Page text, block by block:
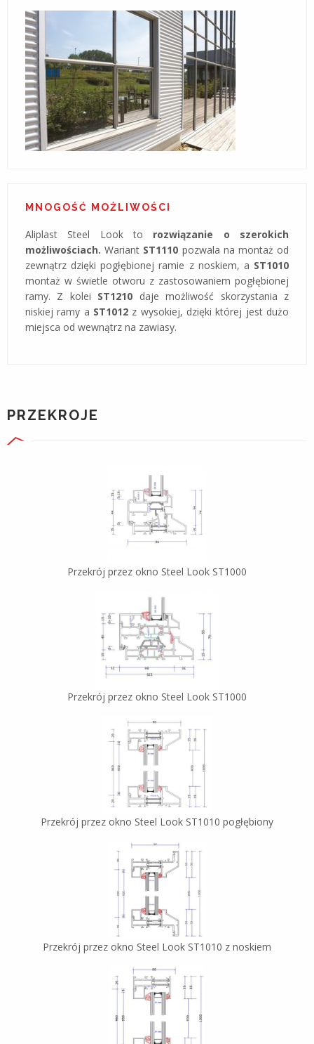
MNOGOŚĆ MOŻLIWOŚCI
Aliplast Steel Look to rozwiązanie o szerokich
możliwościach. Wariant ST1110 pozwala na montaż od
zewnątrz dzięki pogłębionej ramie z noskiem, a ST1010
montaż w świetle otworu z zastosowaniem pogłębionej
ramy. Z kolei ST1210 daje możliwość skorzystania z
niskiej ramy a ST1012 z wysokiej, dzięki której jest dużo
miejsca od wewnątrz na zawiasy.
PRZEKROJE
Przekrój przez okno Steel Look ST1000
Przekrój przez okno Steel Look ST1000
Przekrój przez okno Steel Look ST1010 pogłębiony
Przekrój przez okno Steel Look ST1010 z noskiem